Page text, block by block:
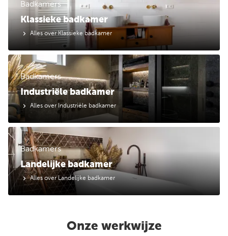
Klassieke badkamer
Badkamers
Alles over Klassieke badkamer
Industriële badkamer
Badkamers
Alles over Industriële badkamer
Landelijke badkamer
Badkamers
Alles over Landelijke badkamer
Onze werkwijze